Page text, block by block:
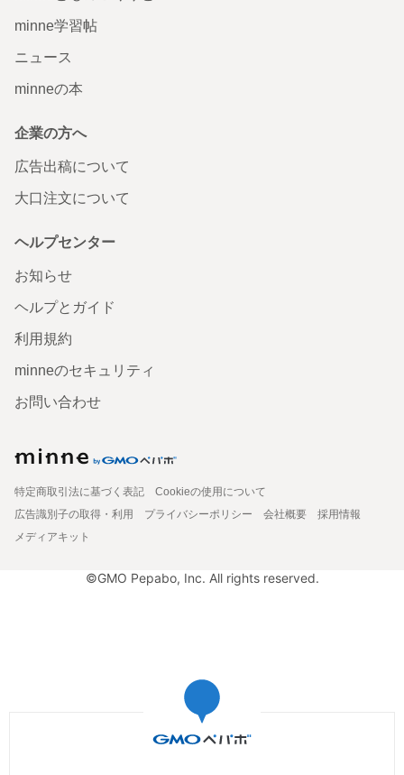
minne学習帖
ニュース
minneの本
企業の方へ
広告出稿について
大口注文について
ヘルプセンター
お知らせ
ヘルプとガイド
利用規約
minneのセキュリティ
お問い合わせ
特定商取引法に基づく表記
Cookieの使用について
広告識別子の取得・利用
プライバシーポリシー 会社概要
採用情報
メディアキット
©GMO Pepabo, Inc. All rights reserved.